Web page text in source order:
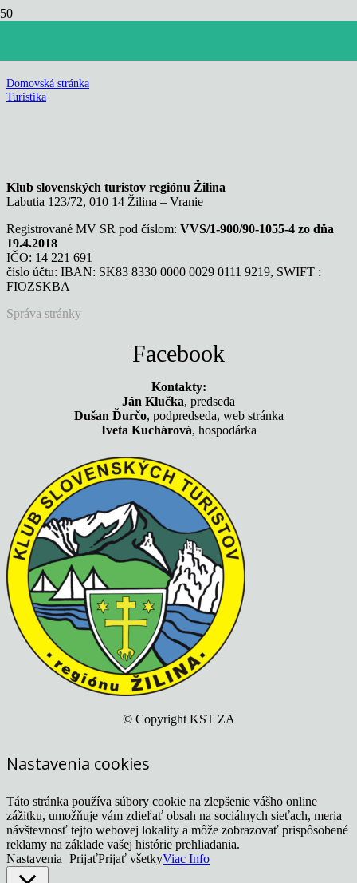
Domovská stránka
Turistika
Klub slovenských turistov regiónu Žilina
Labutia 123/72, 010 14 Žilina – Vranie
Registrované MV SR pod číslom: VVS/1-900/90-1055-4 zo dňa
19.4.2018
IČO: 14 221 691
číslo účtu: IBAN: SK83 8330 0000 0029 0111 9219, SWIFT :
FIOZSKBA
Správa stránky
Facebook
Kontakty:
Ján Klučka, predseda
Dušan Ďurčo, podpredseda, web stránka
Iveta Kuchárová, hospodárka
© Copyright KST ZA
Nastavenia cookies
Táto stránka používa súbory cookie na zlepšenie vášho online
zážitku, umožňuje vám zdieľať obsah na sociálnych sieťach, meria
návštevnosť tejto webovej lokality a môže zobrazovať prispôsobené
reklamy na základe vašej histórie prehliadania.
Nastavenia PrijaťPrijať všetkyViac Info